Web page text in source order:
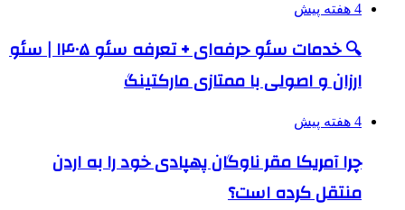
4 هفته پیش
🔍 خدمات سئو حرفه‌ای + تعرفه سئو ۱۴۰۵ | سئو
ارزان و اصولی با ممتازی مارکتینگ
4 هفته پیش
چرا آمریکا مقر ناوگان پهپادی خود را به اردن
منتقل کرده است؟